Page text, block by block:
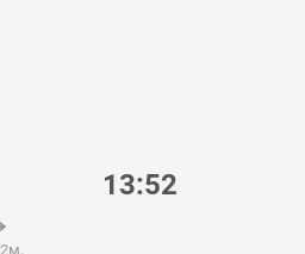
13:52